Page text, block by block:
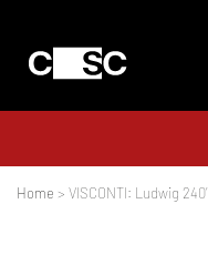
Home > VISCONTI: Ludwig 240’